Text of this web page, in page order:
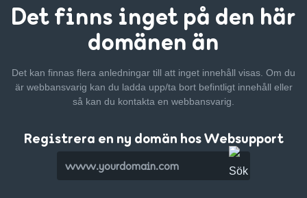
Det finns inget på den här
domänen än
Det kan finnas flera anledningar till att inget innehåll visas. Om du
är webbansvarig kan du ladda upp/ta bort befintligt innehåll eller
så kan du kontakta en webbansvarig.
Registrera en ny domän hos Websupport